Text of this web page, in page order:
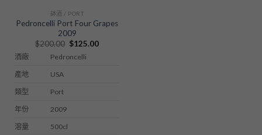
砵酒 / PORT
Pedroncelli Port Four Grapes
2009
$200.00 Original
was:
$125.00Current
酒廠 Pedroncelli
產地 USA
類型 Port
年份 2009
溶量 500cl